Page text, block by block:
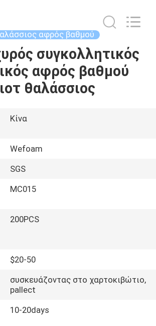
αφρός βαθμού
συγκολλητικός
αφρός βαθμού
θαλάσσιος
Κίνα
Wefoam
SGS
MC015
200PCS
$20-50
συσκευάζοντας στο χαρτοκιβώτιο,
pallect
10-20days